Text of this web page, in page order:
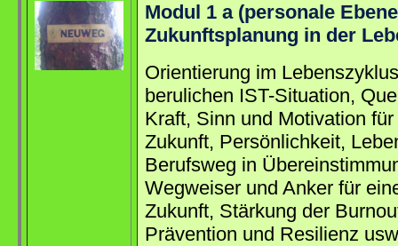
Modul 1 a (personale
Zukunftsplanung in der
Orientierung im
berulichen IST-Situation,
Kraft, Sinn und Motivation für
Zukunft, Persönlichkeit,
Berufsweg in
Wegweiser und Anker für
Zukunft, Stärkung der
Prävention und Resilienz